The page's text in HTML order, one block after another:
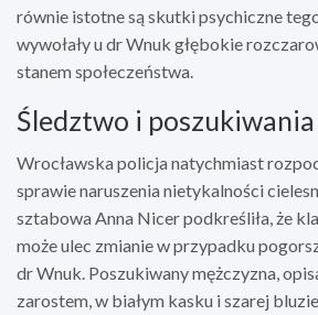
równie istotne są skutki psychiczne
wywołały u dr Wnuk głębokie
stanem społeczeństwa.
Śledztwo i
Wrocławska policja natychmiast
sprawie naruszenia nietykalności
sztabowa Anna Nicer podkreśliła, że
może ulec zmianie w przypadku
dr Wnuk. Poszukiwany mężczyzna,
zarostem, w białym kasku i szarej